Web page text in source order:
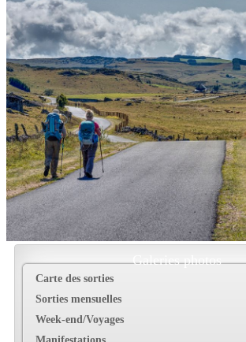
Galeries photos
Carte des sorties
Sorties mensuelles
Week-end/Voyages